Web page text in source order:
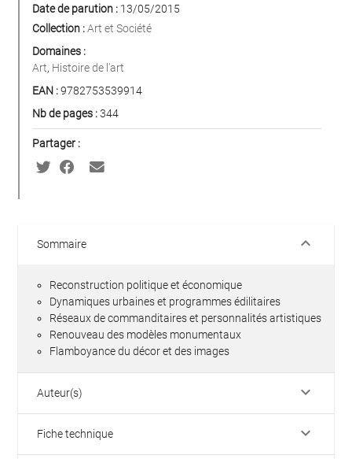
Date de parution : 13/05/2015
Collection :Art et Société
Domaines :
Art, Histoire de l'art
EAN :9782753539914
Nb de pages :344
Partager :
Sommaire keyboard_arrow_down
Reconstruction politique et économique
Dynamiques urbaines et programmes édilitaires
Réseaux de commanditaires et personnalités artistiques
Renouveau des modèles monumentaux
Flamboyance du décor et des images
Auteur(s) keyboard_arrow_down
Fiche technique keyboard_arrow_down